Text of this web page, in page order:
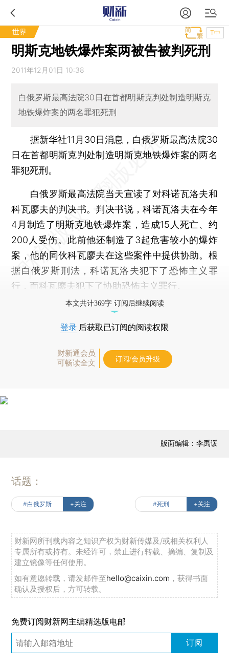
世界 T中
明斯克地铁爆炸案两被告被判死刑
2011年12月01日 10:38
白俄罗斯最高法院30日在首都明斯克判处制造明斯克
地铁爆炸案的两名罪犯死刑
据新华社11月30日消息，白俄罗斯最高法院30
日在首都明斯克判处制造明斯克地铁爆炸案的两名
罪犯死刑。
白俄罗斯最高法院当天宣读了对科诺瓦洛夫和
科瓦廖夫的判决书。判决书说，科诺瓦洛夫在今年
4月制造了明斯克地铁爆炸案，造成15人死亡、约
200人受伤。此前他还制造了3起危害较小的爆炸
案，他的同伙科瓦廖夫在这些案件中提供协助。根
据白俄罗斯刑法，科诺瓦洛夫犯下了恐怖主义罪
行，而科瓦廖夫犯下了协助恐怖主义罪行。
本文共计369字 订阅后继续阅读
登录 后获取已订阅的阅读权限
财新通会员
可畅读全文
订阅/会员升级
版面编辑：李禹谖
话题：
#白俄罗斯 +关注 #死刑 +关注
财新网所刊载内容之知识产权为财新传媒及/或相关权利人
专属所有或持有。未经许可，禁止进行转载、摘编、复制及
建立镜像等任何使用。
如有意愿转载，请发邮件至hello@caixin.com ，获得书面
确认及授权后，方可转载。
免费订阅财新网主编精选版电邮
订阅